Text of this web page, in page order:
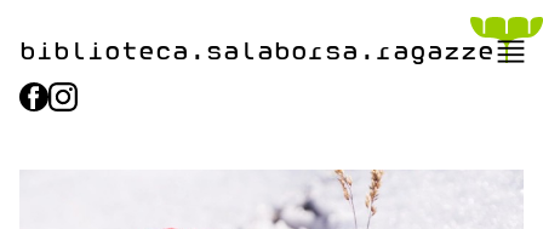
biblioteca.​salaborsa.ragazze